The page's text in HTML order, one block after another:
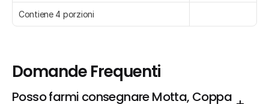
Contiene 4 porzioni
Domande Frequenti
Posso farmi consegnare Motta, Coppa